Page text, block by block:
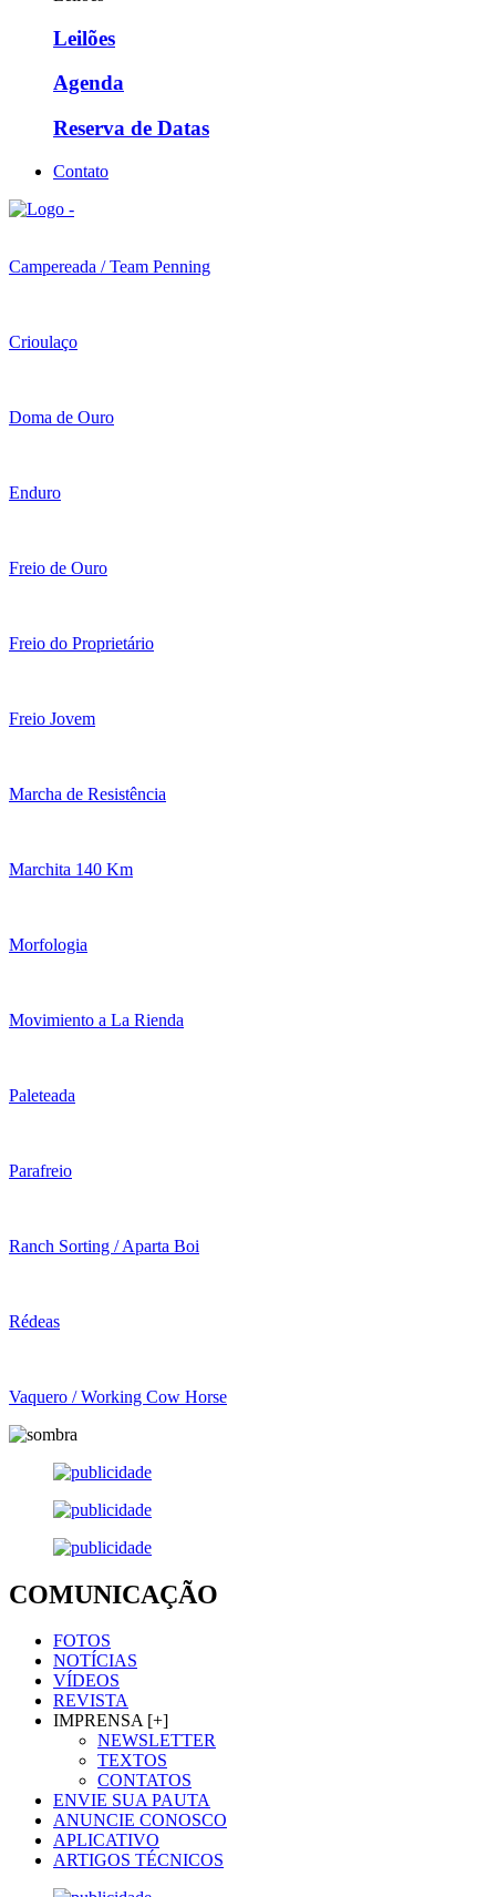
Leilões
Agenda
Reserva de Datas
Contato
Campereada / Team Penning
Crioulaço
Doma de Ouro
Enduro
Freio de Ouro
Freio do Proprietário
Freio Jovem
Marcha de Resistência
Marchita 140 Km
Morfologia
Movimiento a La Rienda
Paleteada
Parafreio
Ranch Sorting / Aparta Boi
Rédeas
Vaquero / Working Cow Horse
COMUNICAÇÃO
FOTOS
NOTÍCIAS
VÍDEOS
REVISTA
IMPRENSA [+]
NEWSLETTER
TEXTOS
CONTATOS
ENVIE SUA PAUTA
ANUNCIE CONOSCO
APLICATIVO
ARTIGOS TÉCNICOS